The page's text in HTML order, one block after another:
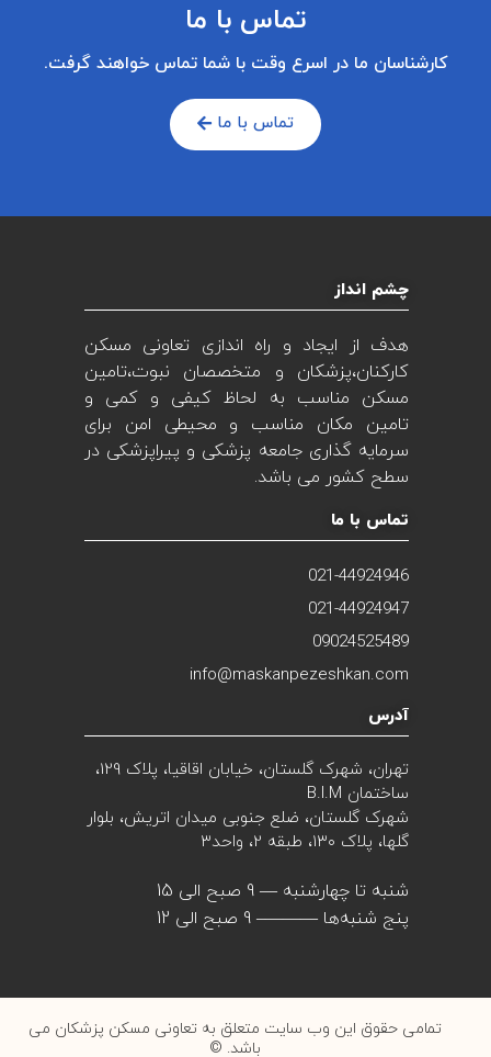
تماس با ما
کارشناسان ما در اسرع وقت با شما تماس خواهند گرفت.
تماس با ما
چشم انداز
هدف از ایجاد و راه اندازی تعاونی مسکن
کارکنان،پزشکان و متخصصان نبوت،تامین
مسکن مناسب به لحاظ کیفی و کمی و
تامین مکان مناسب و محیطی امن برای
سرمایه گذاری جامعه پزشکی و پیراپزشکی در
سطح کشور می باشد.
تماس با ما
021-44924946
021-44924947
09024525489
info@maskanpezeshkan.com
آدرس
تهران، شهرک گلستان، خیابان اقاقیا، پلاک 129،
ساختمان B.I.M
شهرک گلستان، ضلع جنوبی میدان اتریش، بلوار
گلها، پلاک ۱۳۰، طبقه 2، واحد۳
شنبه تا چهارشنبه — 9 صبح الی 15
پنج شنبه‌ها ———– 9 صبح الی 12
تمامی حقوق این وب سایت متعلق به تعاونی مسکن پزشکان می
باشد. ©